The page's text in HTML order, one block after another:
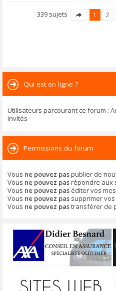
339 sujets 1 2
Qui est en ligne ?
Utilisateurs parcourant ce forum :
invités
Permissions du forum
Vous ne pouvez paspublier de
Vous ne pouvez pasrépondre aux
Vous ne pouvez pas éditer vos
Vous ne pouvez pas supprimer
Vous ne pouvez pastransférer de